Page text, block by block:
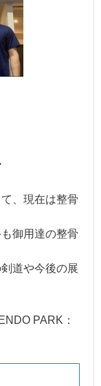
、現在は整骨
御用達の整骨
道や今後の展
PARK：